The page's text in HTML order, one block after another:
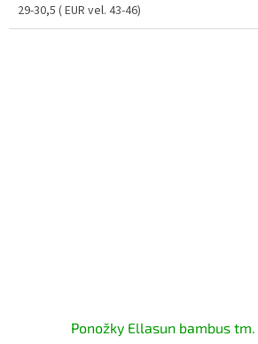
29-30,5 ( EUR vel. 43-46)
Ponožky Ellasun bambus